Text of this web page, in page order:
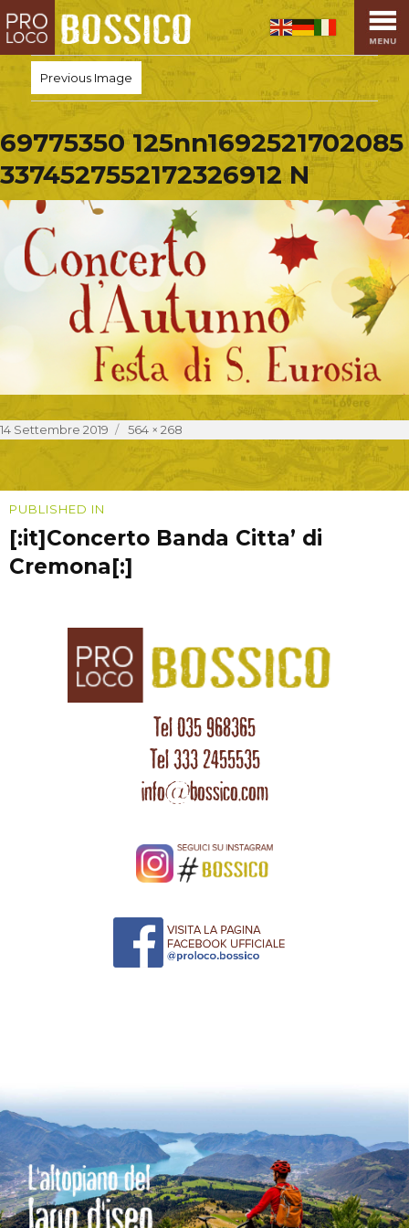
HOME
PRO LOCO
L’ALTOPIANO
PROMOZIONI
ASSOCIAZIONI
SPORT
OSPITALITÀ
SAPORI TIPICI
ARTE E CULTURA
COMMERCIO
DINTORNI
CONTATTI
Previous Image
69775350 125nn1692521702085
3374527552172326912 N
Posted
14 Settembre 2019
Full
size
564 × 268
Navigazione
articoli
PUBLISHED IN
[:it]Concerto Banda Citta’ di
Cremona[:]
Tel 035 968365
Tel 333 2455535
info@bossico.com